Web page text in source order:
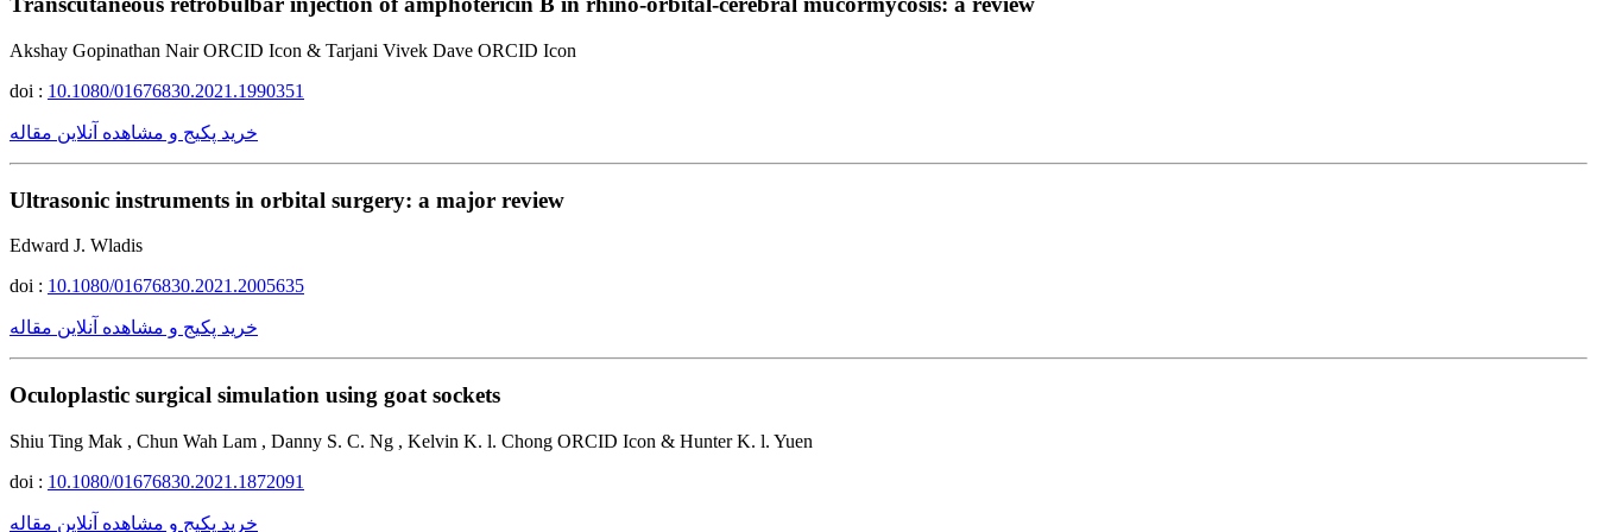
Akshay Gopinathan Nair ORCID Icon & Tarjani Vivek Dave ORCID Icon
doi : 10.1080/01676830.2021.1990351
خرید پکیج و مشاهده آنلاین مقاله
Ultrasonic instruments in orbital surgery: a major review
Edward J. Wladis
doi : 10.1080/01676830.2021.2005635
خرید پکیج و مشاهده آنلاین مقاله
Oculoplastic surgical simulation using goat sockets
Shiu Ting Mak , Chun Wah Lam , Danny S. C. Ng , Kelvin K. l. Chong ORCID Icon & Hunter K. l. Yuen
doi : 10.1080/01676830.2021.1872091
خرید پکیج و مشاهده آنلاین مقاله